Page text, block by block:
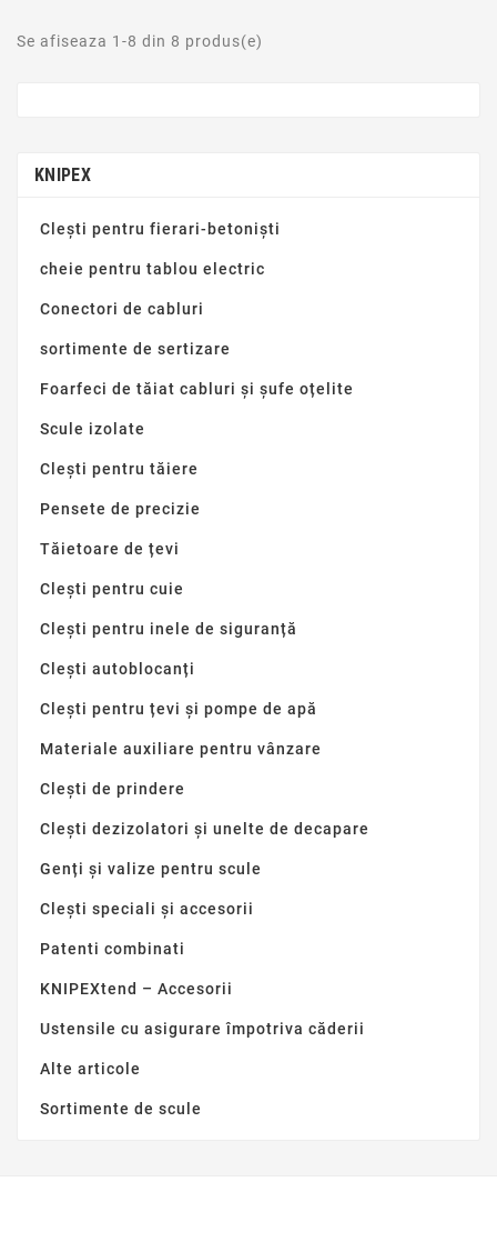
Se afiseaza 1-8 din 8 produs(e)
KNIPEX
Clești pentru fierari-betoniști
cheie pentru tablou electric
Conectori de cabluri
sortimente de sertizare
Foarfeci de tăiat cabluri și șufe oțelite
Scule izolate
Clești pentru tăiere
Pensete de precizie
Tăietoare de țevi
Clești pentru cuie
Clești pentru inele de siguranță
Clești autoblocanți
Clești pentru țevi și pompe de apă
Materiale auxiliare pentru vânzare
Clești de prindere
Clești dezizolatori și unelte de decapare
Genți și valize pentru scule
Clești speciali și accesorii
Patenti combinati
KNIPEXtend – Accesorii
Ustensile cu asigurare împotriva căderii
Alte articole
Sortimente de scule